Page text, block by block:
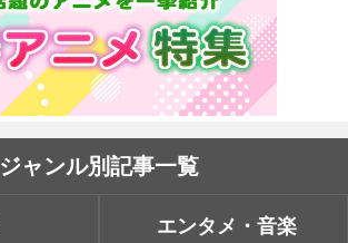
ジャンル別記事一覧
エンタメ・音楽